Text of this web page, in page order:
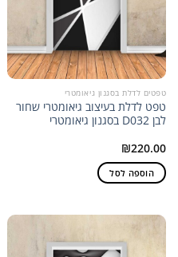
טפטים לדלת בסגנון גיאומטרי
טפט לדלת בעיצוב גיאומטרי שחור
לבן D032 בסגנון גיאומטרי
₪220.00
הוספה לסל